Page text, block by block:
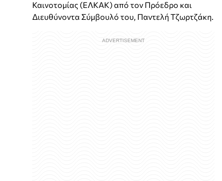
Καινοτομίας (ΕΛΚΑΚ) από τον Πρόεδρο και
Διευθύνοντα Σύμβουλό του, Παντελή Τζωρτζάκη.